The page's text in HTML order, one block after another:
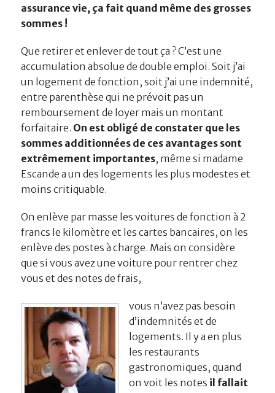
assurance vie, ça fait quand même des grosses
sommes !
Que retirer et enlever de tout ça ? C’est une
accumulation absolue de double emploi. Soit j’ai
un logement de fonction, soit j’ai une indemnité,
entre parenthèse qui ne prévoit pas un
remboursement de loyer mais un montant
forfaitaire. On est obligé de constater que les
sommes additionnées de ces avantages sont
extrêmement importantes, même si madame
Escande a un des logements les plus modestes et
moins critiquable.
On enlève par masse les voitures de fonction à 2
francs le kilomètre et les cartes bancaires, on les
enlève des postes à charge. Mais on considère
que si vous avez une voiture pour rentrer chez
vous et des notes de frais,
vous n’avez pas besoin
d’indemnités et de
logements. Il y a en plus
les restaurants
gastronomiques, quand
on voit les notes il fallait